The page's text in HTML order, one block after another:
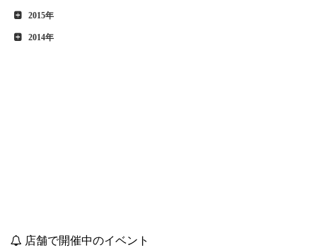
2015年
2014年
店舗で開催中のイベント